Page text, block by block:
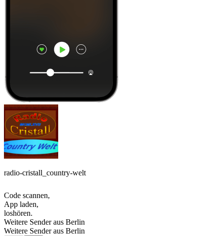
radio-cristall_country-welt
Code scannen,
App laden,
loshören.
Weitere Sender aus Berlin
Weitere Sender aus Berlin